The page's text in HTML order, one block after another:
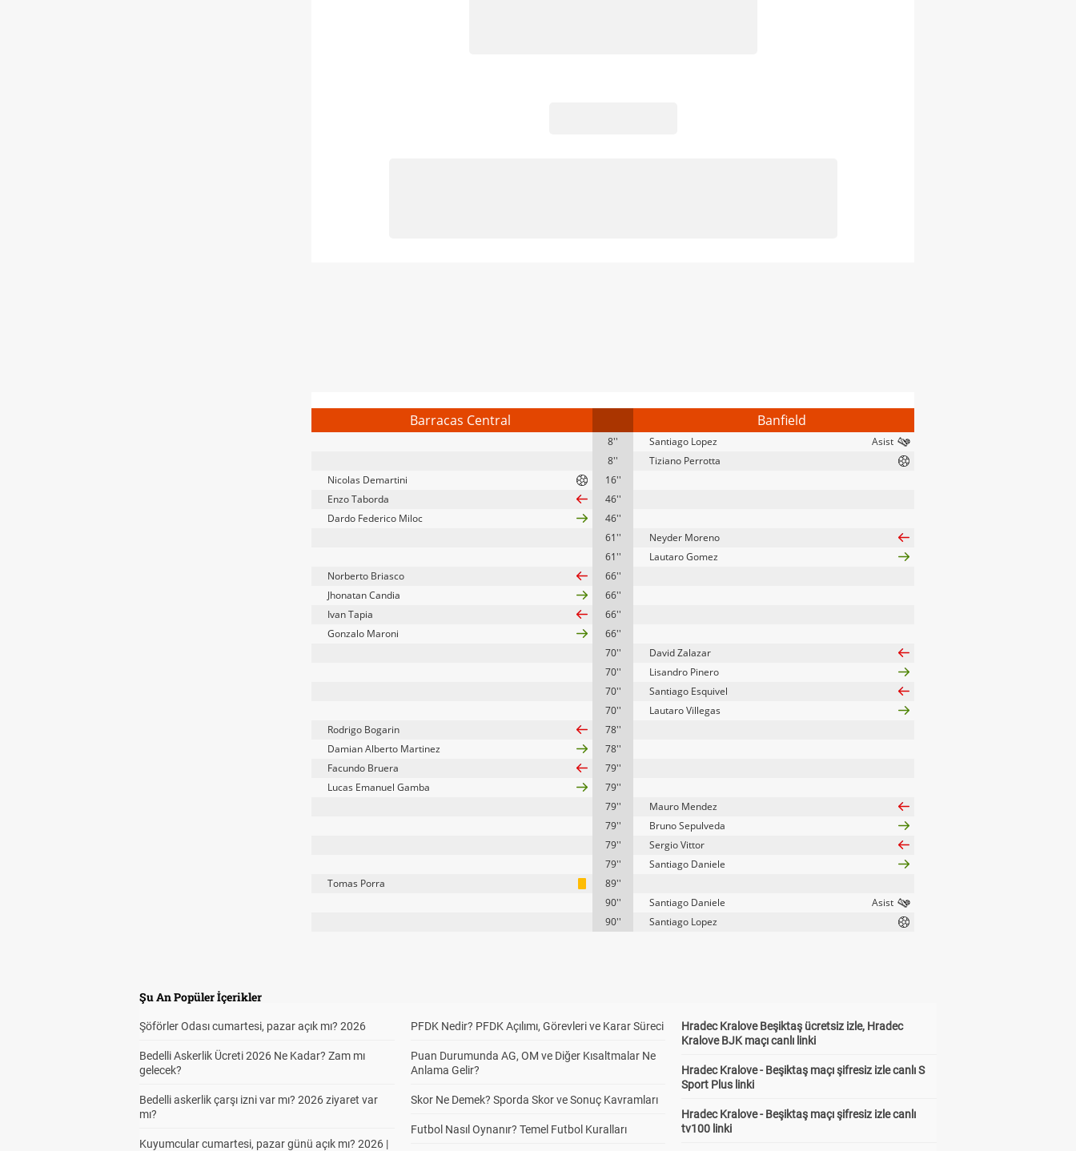
Barracas Central Banfield
8''
Santiago Lopez
8''
Tiziano Perrotta
Nicolas Demartini
16''
Enzo Taborda
46''
Dardo Federico Miloc
46''
61''
Neyder Moreno
61''
Lautaro Gomez
Norberto Briasco
66''
Jhonatan Candia
66''
Ivan Tapia
66''
Gonzalo Maroni
66''
70''
David Zalazar
70''
Lisandro Pinero
70''
Santiago Esquivel
70''
Lautaro Villegas
Rodrigo Bogarin
78''
Damian Alberto Martinez
78''
Facundo Bruera
79''
Lucas Emanuel Gamba
79''
79''
Mauro Mendez
79''
Bruno Sepulveda
79''
Sergio Vittor
79''
Santiago Daniele
Tomas Porra
89''
90''
Santiago Daniele
90''
Santiago Lopez
Şu An Popüler İçerikler
Şöförler Odası cumartesi, pazar açık mı? 2026
Bedelli Askerlik Ücreti 2026 Ne Kadar? Zam mı
gelecek?
Bedelli askerlik çarşı izni var mı? 2026 ziyaret var
mı?
Kuyumcular cumartesi, pazar günü açık mı? 2026 |
PFDK Nedir? PFDK Açılımı, Görevleri ve Karar Süreci
Puan Durumunda AG, OM ve Diğer Kısaltmalar Ne
Anlama Gelir?
Skor Ne Demek? Sporda Skor ve Sonuç Kavramları
Futbol Nasıl Oynanır? Temel Futbol Kuralları
Hradec Kralove Beşiktaş ücretsiz izle, Hradec
Kralove BJK maçı canlı linki
Hradec Kralove - Beşiktaş maçı şifresiz izle canlı S
Sport Plus linki
Hradec Kralove - Beşiktaş maçı şifresiz izle canlı
tv100 linki